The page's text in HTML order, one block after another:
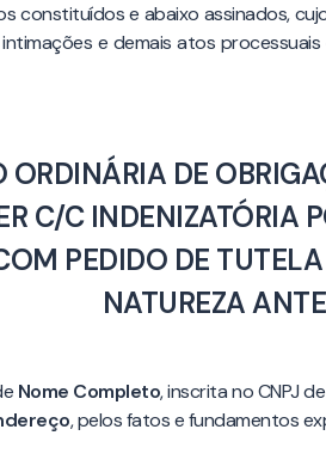
constituídos e abaixo assinados,
e demais atos
ORDINÁRIA DE
C/C INDENIZATÓRIA
PEDIDO DE
NATUREZA
Nome Completo, inscrita no CNPJ
, pelos fatos e fundamentos